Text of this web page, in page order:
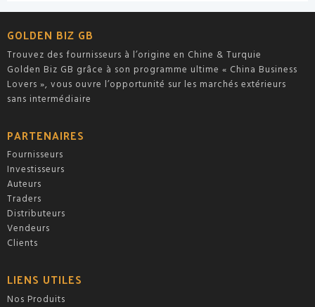
sur
sur
GOLDEN BIZ GB
Trouvez des fournisseurs à l’origine en Chine & Turquie
Golden Biz GB grâce à son programme ultime « China Business
Lovers », vous ouvre l’opportunité sur les marchés extérieurs
sans intermédiaire
PARTENAIRES
Fournisseurs
Investisseurs
Auteurs
Traders
Distributeurs
Vendeurs
Clients
LIENS UTILES
Nos Produits